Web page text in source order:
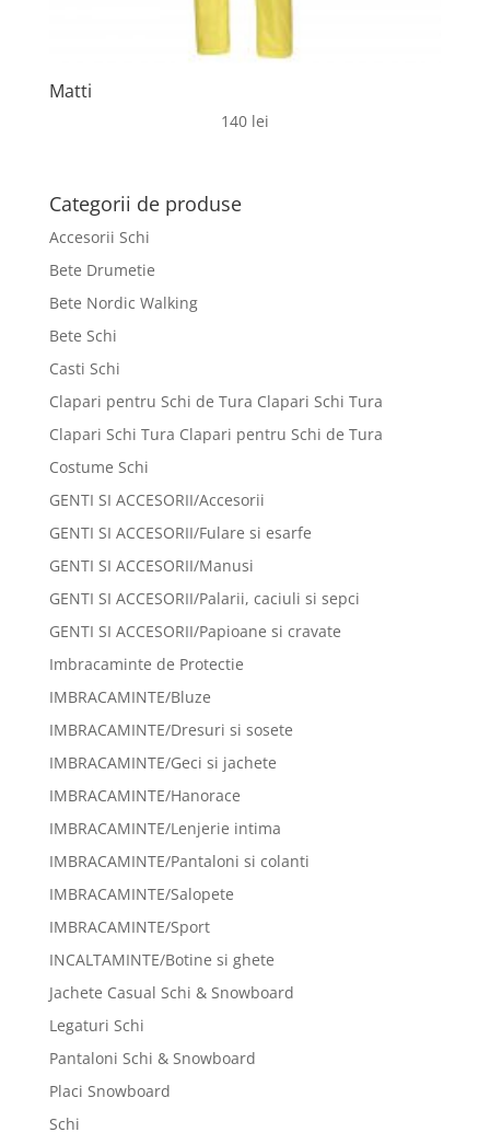
Matti
140 lei
Categorii de produse
Accesorii Schi
Bete Drumetie
Bete Nordic Walking
Bete Schi
Casti Schi
Clapari pentru Schi de Tura Clapari Schi Tura
Clapari Schi Tura Clapari pentru Schi de Tura
Costume Schi
GENTI SI ACCESORII/Accesorii
GENTI SI ACCESORII/Fulare si esarfe
GENTI SI ACCESORII/Manusi
GENTI SI ACCESORII/Palarii, caciuli si sepci
GENTI SI ACCESORII/Papioane si cravate
Imbracaminte de Protectie
IMBRACAMINTE/Bluze
IMBRACAMINTE/Dresuri si sosete
IMBRACAMINTE/Geci si jachete
IMBRACAMINTE/Hanorace
IMBRACAMINTE/Lenjerie intima
IMBRACAMINTE/Pantaloni si colanti
IMBRACAMINTE/Salopete
IMBRACAMINTE/Sport
INCALTAMINTE/Botine si ghete
Jachete Casual Schi & Snowboard
Legaturi Schi
Pantaloni Schi & Snowboard
Placi Snowboard
Schi